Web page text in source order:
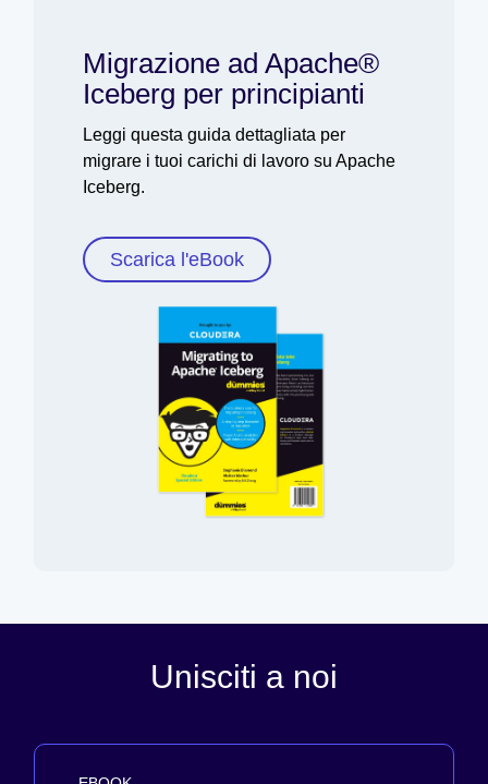
Migrazione ad Apache®
Iceberg per principianti
Leggi questa guida dettagliata per
migrare i tuoi carichi di lavoro su Apache
Iceberg.
Scarica l'eBook
Unisciti a noi